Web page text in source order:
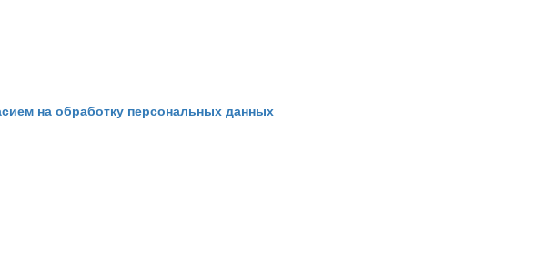
на обработку персональных данных